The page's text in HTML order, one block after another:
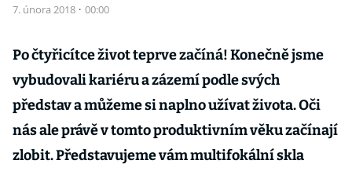
7. února 2018 · 00:00
Po čtyřicítce život teprve začíná! Konečně jsme
vybudovali kariéru a zázemí podle svých
představ a můžeme si naplno užívat života. Oči
nás ale právě v tomto produktivním věku začínají
zlobit. Představujeme vám multifokální skla